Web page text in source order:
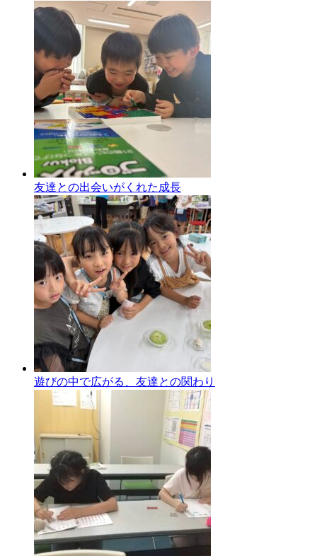
友達との出会いがくれた成長
遊びの中で広がる、友達との関わり